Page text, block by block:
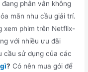
phân vân không
mãn nhu cầu giải trí.
xem phim trên Netflix-
với nhiều ưu đãi
cầu sử dụng của các
? Có nên mua gói để